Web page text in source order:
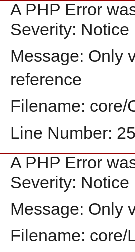
A PHP Error
Severity: Notice
Message: Only
reference
Filename: core/
Line Number:
A PHP Error
Severity: Notice
Message: Only
Filename: core/